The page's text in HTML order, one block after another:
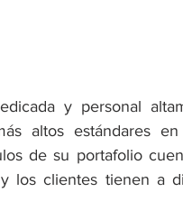
y personal
altos estándares
de su portafolio
los clientes tienen a